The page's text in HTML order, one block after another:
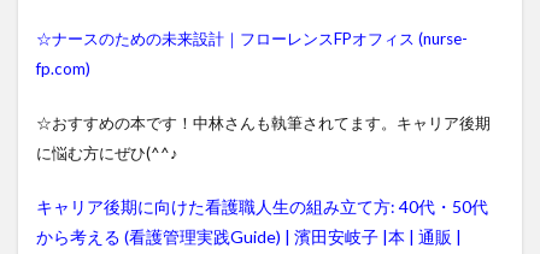
☆ナースのための未来設計｜フローレンスFPオフィス (nurse-
fp.com)
☆おすすめの本です！中林さんも執筆されてます。キャリア後期
に悩む方にぜひ(^^♪
キャリア後期に向けた看護職人生の組み立て方: 40代・50代
から考える (看護管理実践Guide) | 濱田安岐子 |本 | 通販 |